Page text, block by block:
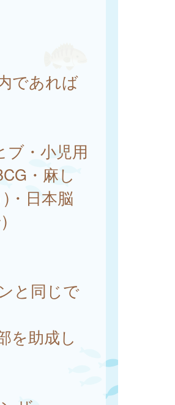
であれば
ブ・小児用
・麻し
・日本脳
と同じで
を助成し